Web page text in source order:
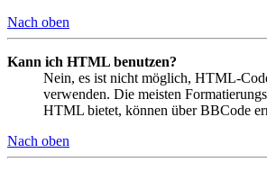
Nach oben
Kann ich HTML benutzen?
Nein, es ist nicht möglich, HTML-
verwenden. Die meisten
HTML bietet, können über BBCode
Nach oben